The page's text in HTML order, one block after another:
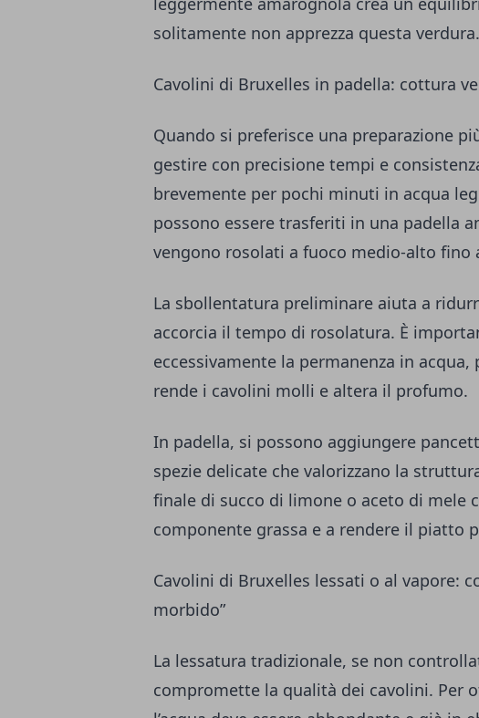
solitamente non apprezza questa verdura.
Cavolini di Bruxelles in padella: cottura
Quando si preferisce una preparazione
gestire con precisione tempi e
brevemente per pochi minuti in acqua
possono essere trasferiti in una padella
vengono rosolati a fuoco medio-alto fino
La sbollentatura preliminare aiuta a
accorcia il tempo di rosolatura. È
eccessivamente la permanenza in
rende i cavolini molli e altera il profumo.
In padella, si possono aggiungere
spezie delicate che valorizzano la
finale di succo di limone o aceto di mele
componente grassa e a rendere il piatto
Cavolini di Bruxelles lessati o al vapore:
morbido”
La lessatura tradizionale, se non
compromette la qualità dei cavolini. Per